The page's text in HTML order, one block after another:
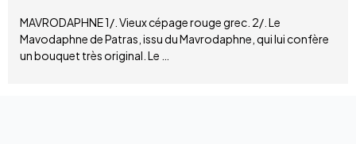
MAVRODAPHNE 1/. Vieux cépage rouge grec. 2/. Le
Mavodaphne de Patras, issu du Mavrodaphne, qui lui confère
un bouquet très original. Le …